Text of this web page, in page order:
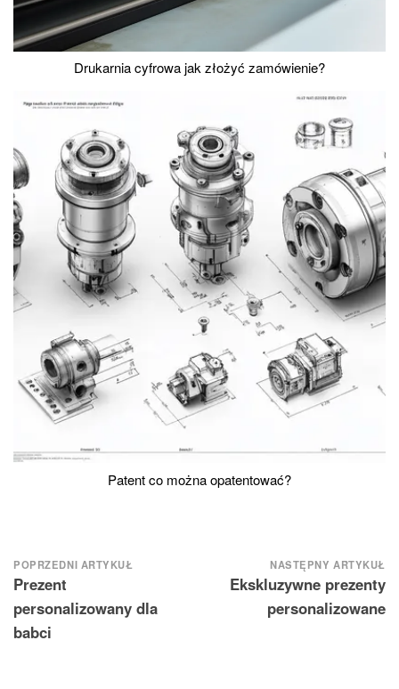
Drukarnia cyfrowa jak złożyć zamówienie?
Patent co można opatentować?
Nawigacja
wpisu
POPRZEDNI ARTYKUŁ
Prezent
personalizowany dla
babci
NASTĘPNY ARTYKUŁ
Ekskluzywne prezenty
personalizowane